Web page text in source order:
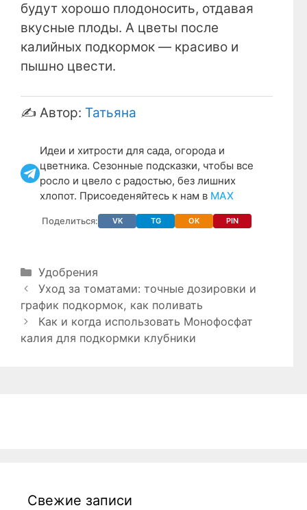
будут хорошо плодоносить, отдавая
вкусные плоды. А цветы после
калийных подкормок — красиво и
пышно цвести.
✍️ Автор: Татьяна
Идеи и хитрости для сада, огорода и
цветника. Сезонные подсказки, чтобы все
росло и цвело с радостью, без лишних
хлопот. Присоеденяйтесь к нам в МАХ
Поделиться: VK TG OK PIN
Рубрики
Удобрения
Уход за томатами: точные дозировки и
график подкормок, как поливать
Как и когда использовать Монофосфат
калия для подкормки клубники
Свежие записи